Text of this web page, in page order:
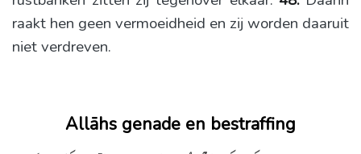
raakt hen geen vermoeidheid en zij worden daaruit
niet verdreven.
Allāhs genade en bestraffing